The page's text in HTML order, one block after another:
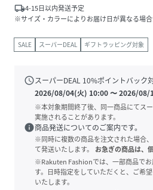
local_shipping4-15日以内発送予定
※サイズ・カラーによりお届け日が異なる場合
SALE スーパーDEAL ギフトラッピング対象
scheduleスーパーDEAL 10%ポイントバック
2026/08/04(火) 10:00〜2026/08/
※本対象期間終了後、同一商品にてス
実施されることがあります。
info商品発送についてのご案内です。
※同時に複数の商品を注文された場合
て発送いたします。
お急ぎの商品は、
※Rakuten Fashionでは、一部商品で
す。日時指定をしていただくと、ご希
いたします。